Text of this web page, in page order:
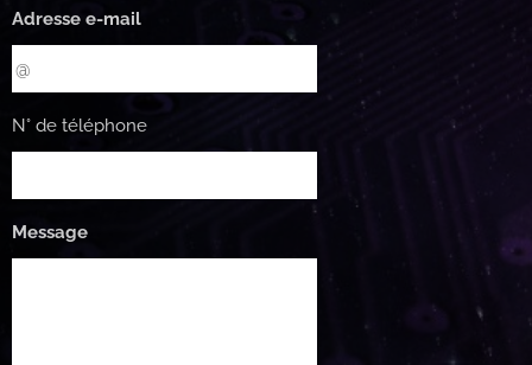
Adresse e-mail
N° de téléphone
Message